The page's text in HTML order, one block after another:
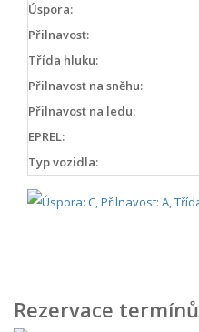
Úspora:
Přilnavost:
Třída hluku:
Přilnavost na sněhu:
Přilnavost na ledu:
EPREL:
Typ vozidla:
Rezervace termínů